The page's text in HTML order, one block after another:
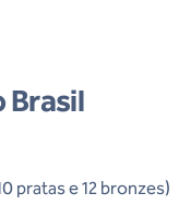
Brasil
pratas e 12 bronzes)